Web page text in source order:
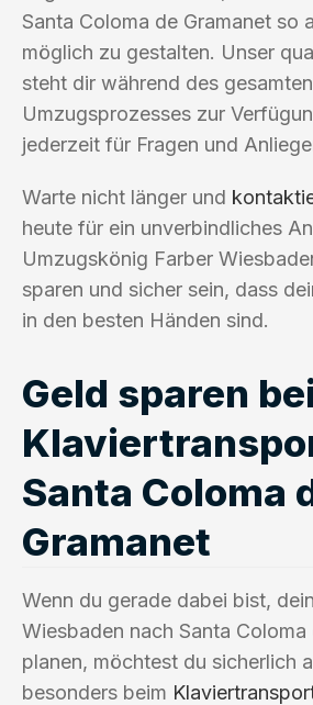
Santa Coloma de Gramanet so
möglich zu gestalten. Unser
steht dir während des gesamten
Umzugsprozesses zur
jederzeit für Fragen und
Warte nicht länger und
heute für ein unverbindliches
Umzugskönig Farber
sparen und sicher sein, dass
in den besten Händen sind.
Geld sparen
Santa Coloma
Gramanet
Wenn du gerade dabei bist,
Wiesbaden nach Santa Coloma
planen, möchtest du sicherlich
besonders beim